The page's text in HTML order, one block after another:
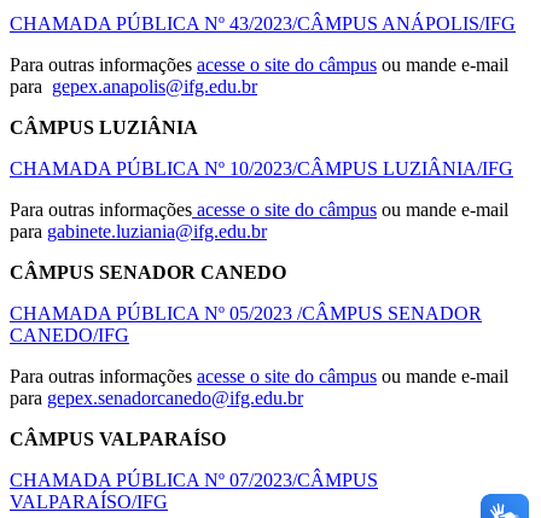
CHAMADA PÚBLICA Nº 43/2023/CÂMPUS ANÁPOLIS/IFG
Para outras informações acesse o site do câmpus ou mande e-mail
para gepex.anapolis@ifg.edu.br
CÂMPUS LUZIÂNIA
CHAMADA PÚBLICA Nº 10/2023/CÂMPUS LUZIÂNIA/IFG
Para outras informações acesse o site do câmpus ou mande e-mail
para gabinete.luziania@ifg.edu.br
CÂMPUS SENADOR CANEDO
CHAMADA PÚBLICA Nº 05/2023 /CÂMPUS SENADOR
CANEDO/IFG
Para outras informações acesse o site do câmpus ou mande e-mail
para gepex.senadorcanedo@ifg.edu.br
CÂMPUS VALPARAÍSO
CHAMADA PÚBLICA Nº 07/2023/CÂMPUS
VALPARAÍSO/IFG